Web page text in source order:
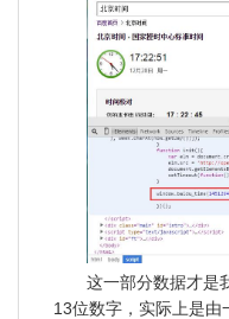
这一部分数据才是
13位数字，实际上是由